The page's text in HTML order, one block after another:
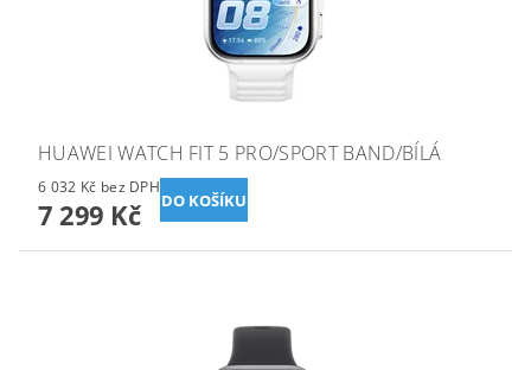
HUAWEI WATCH FIT 5 PRO/SPORT BAND/BÍLÁ
6 032 Kč bez DPH
7 299 Kč